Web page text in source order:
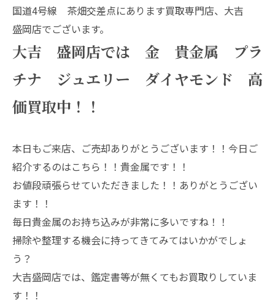
国道4号線 茶畑交差点にあります買取専門店、大吉
盛岡店でございます。
大吉 盛岡店では 金 貴金属 プラ
チナ ジュエリー ダイヤモンド 高
価買取中！！
本日もご来店、ご売却ありがとうございます！！今日ご
紹介するのはこちら！！貴金属です！！
お値段頑張らせていただきました！！ありがとうござい
ます！！
毎日貴金属のお持ち込みが非常に多いですね！！
掃除や整理する機会に持ってきてみてはいかがでしょ
う？
大吉盛岡店では、鑑定書等が無くてもお買取りしていま
す！！